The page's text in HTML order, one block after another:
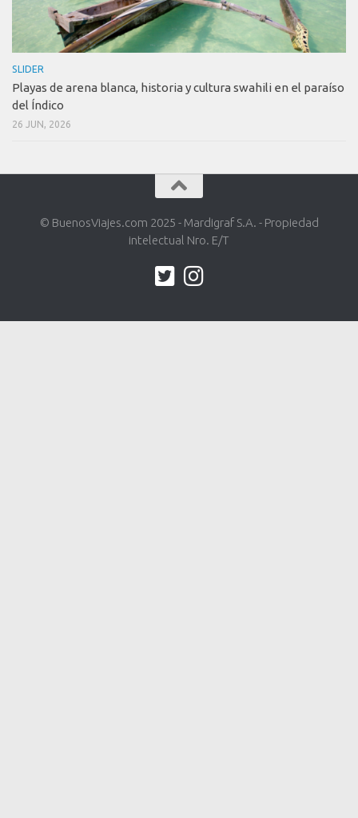
SLIDER
Playas de arena blanca, historia y cultura swahili en el paraíso
del Índico
26 JUN, 2026
© BuenosViajes.com 2025 - Mardigraf S.A. - Propiedad
intelectual Nro. E/T